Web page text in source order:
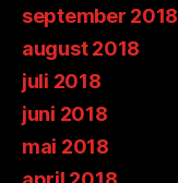
september 2018
august 2018
juli 2018
juni 2018
mai 2018